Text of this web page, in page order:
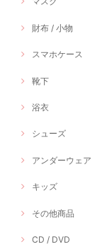
財布 / 小物
スマホケース
靴下
浴衣
シューズ
アンダーウェア
キッズ
その他商品
CD / DVD